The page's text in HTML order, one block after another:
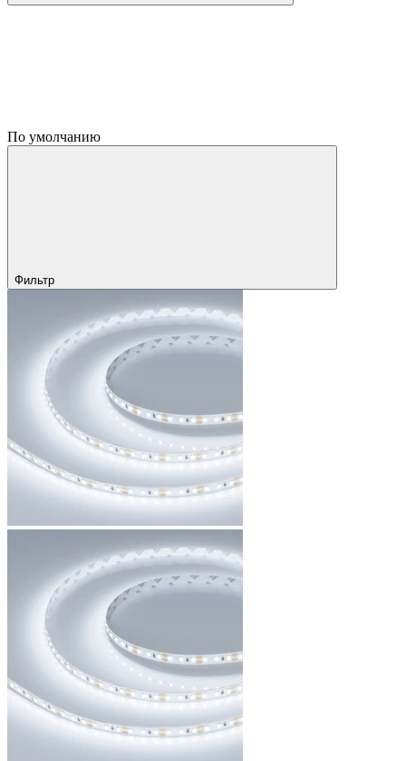
По умолчанию
Фильтр